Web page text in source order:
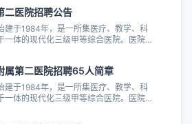
二医院招聘公告
建于1984年，是一所集医疗、教学、科
一体的现代化三级甲等综合医院。医院占
属第二医院招聘65人简章
建于1984年，是一所集医疗、教学、科
一体的现代化三级甲等综合医院。医院占